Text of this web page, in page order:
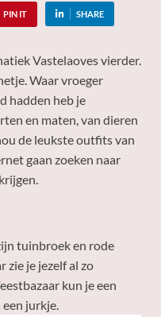
PIN IT SHARE
Vastelaoves vierder.
Waar vroeger
hadden heb je
en maten, van dieren
de leukste outfits van
gaan zoeken naar
tuinbroek en rode
zie je jezelf al zo
kun je een
een jurkje.